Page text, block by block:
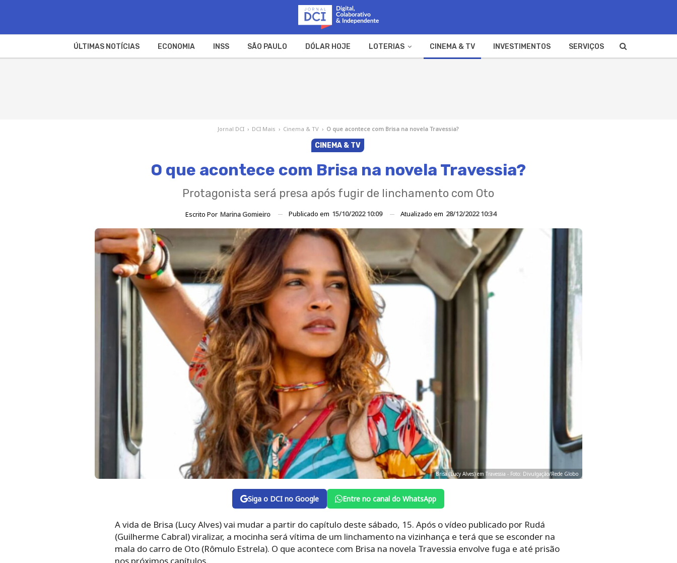
ÚLTIMAS NOTÍCIAS ECONOMIA INSS SÃO PAULO DÓLAR HOJE LOTERIAS CINEMA & TV INVESTIMENTOS SERVIÇOS
Jornal DCI › DCI Mais › Cinema & TV › O que acontece com Brisa na novela Travessia?
CINEMA & TV
O que acontece com Brisa na novela Travessia?
Protagonista será presa após fugir de linchamento com Oto
Escrito Por Marina Gomieiro Publicado em 15/10/2022 10:09 Atualizado em 28/12/2022 10:34
Brisa (Lucy Alves) em Travessia - Foto: Divulgação/Rede Globo
Siga o DCI no Google Entre no canal do WhatsApp
A vida de Brisa (Lucy Alves) vai mudar a partir do capítulo deste sábado, 15. Após o vídeo publicado por Rudá
(Guilherme Cabral) viralizar, a mocinha será vítima de um linchamento na vizinhança e terá que se esconder na
mala do carro de Oto (Rômulo Estrela). O que acontece com Brisa na novela Travessia envolve fuga e até prisão